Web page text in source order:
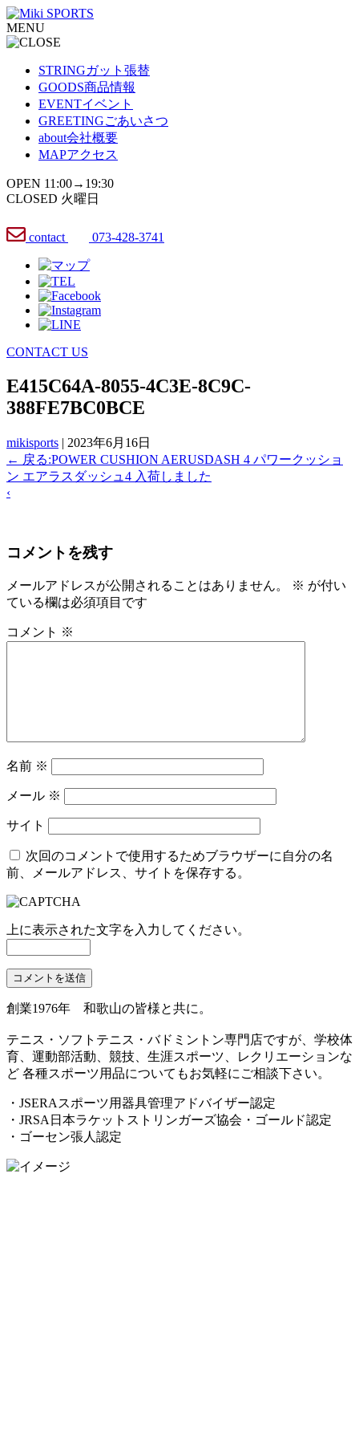
コ
ン
テ
MENU
STRINGガット張替
GOODS商品情報
EVENTイベント
GREETINGごあいさつ
about会社概要
MAPアクセス
OPEN 11:00→19:30
CLOSED 火曜日
contact 073-428-3741
CONTACT US
E415C64A-8055-4C3E-8C9C-
388FE7BC0BCE
mikisports | 2023年6月16日
← 戻る:POWER CUSHION AERUSDASH 4 パワークッショ
ン エアラスダッシュ4 入荷しました
‹
コメントを残す
メールアドレスが公開されることはありません。 ※ が付い
ている欄は必須項目です
コメント ※
名前 ※
メール ※
サイト
次回のコメントで使用するためブラウザーに自分の名
前、メールアドレス、サイトを保存する。
上に表示された文字を入力してください。
創業1976年 和歌山の皆様と共に。
テニス・ソフトテニス・バドミントン専門店ですが、学校体
育、運動部活動、競技、生涯スポーツ、レクリエーションな
ど 各種スポーツ用品についてもお気軽にご相談下さい。
・JSERAスポーツ用器具管理アドバイザー認定
・JRSA日本ラケットストリンガーズ協会・ゴールド認定
・ゴーセン張人認定